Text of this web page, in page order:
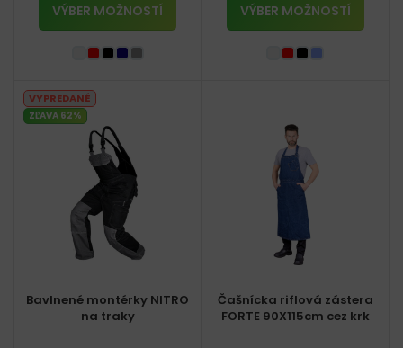
VÝBER MOŽNOSTÍ VÝBER MOŽNOSTÍ
VYPREDANÉ
ZĽAVA 62%
Bavlnené montérky NITRO
na traky
Čašnícka riflová zástera
FORTE 90X115cm cez krk